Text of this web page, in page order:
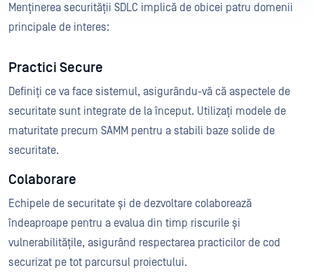
Menținerea securității SDLC implică de obicei patru domenii
principale de interes:
Practici Secure
Definiți ce va face sistemul, asigurându-vă că aspectele de
securitate sunt integrate de la început. Utilizați modele de
maturitate precum SAMM pentru a stabili baze solide de
securitate.
Colaborare
Echipele de securitate și de dezvoltare colaborează
îndeaproape pentru a evalua din timp riscurile și
vulnerabilitățile, asigurând respectarea practicilor de cod
securizat pe tot parcursul proiectului.